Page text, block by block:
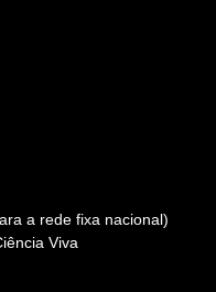
a rede fixa nacional)
Viva